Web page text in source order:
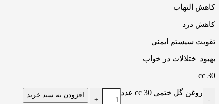
کاهش التهاب
کاهش درد
تقویت سیستم ایمنی
بهبود اختلالات در خواب
30 cc
-
روغن گل ختمی 30 cc عدد
+
افزودن به سبد خرید